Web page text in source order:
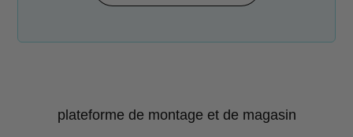
plateforme de montage et de magasin